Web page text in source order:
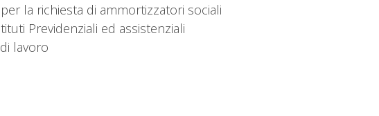
la richiesta di ammortizzatori sociali
Previdenziali ed assistenziali
lavoro